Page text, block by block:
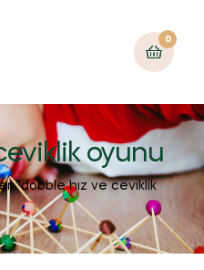
0
oyunu
“dobble hız ve ceviklik